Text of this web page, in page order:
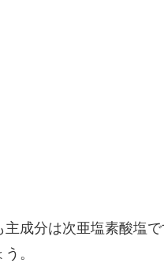
成分は次亜塩素酸塩
。